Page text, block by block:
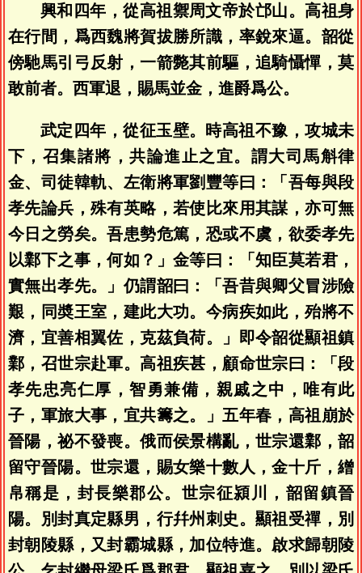
興和四年，從高祖禦周文帝於邙山。高祖身
在行間，爲西魏將賀拔勝所識，率銳來逼。韶從
傍馳馬引弓反射，一箭斃其前驅，追騎懾憚，莫
敢前者。西軍退，賜馬並金，進爵爲公。
武定四年，從征玉壁。時高祖不豫，攻城未
下，召集諸將，共論進止之宜。謂大司馬斛律
金、司徒韓軌、左衛將軍劉豐等曰：「吾每與段
孝先論兵，殊有英略，若使比來用其謀，亦可無
今日之勞矣。吾患勢危篤，恐或不虞，欲委孝先
以鄴下之事，何如？」金等曰：「知臣莫若君，
實無出孝先。」仍謂韶曰：「吾昔與卿父冒涉險
艱，同奬王室，建此大功。今病疾如此，殆將不
濟，宜善相翼佐，克茲負荷。」即令韶從顯祖鎮
鄴，召世宗赴軍。高祖疾甚，顧命世宗曰：「段
孝先忠亮仁厚，智勇兼備，親戚之中，唯有此
子，軍旅大事，宜共籌之。」五年春，高祖崩於
晉陽，祕不發喪。俄而侯景構亂，世宗還鄴，韶
留守晉陽。世宗還，賜女樂十數人，金十斤，繒
帛稱是，封長樂郡公。世宗征潁川，韶留鎮晉
陽。別封真定縣男，行幷州刺史。顯祖受禪，別
封朝陵縣，又封霸城縣，加位特進。啟求歸朝陵